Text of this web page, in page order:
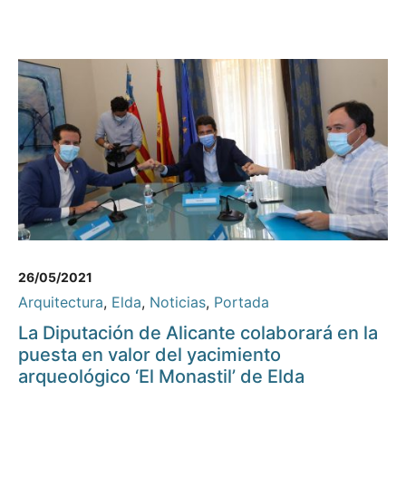
26/05/2021
Arquitectura, Elda, Noticias, Portada
La Diputación de Alicante colaborará en la
puesta en valor del yacimiento
arqueológico ‘El Monastil’ de Elda